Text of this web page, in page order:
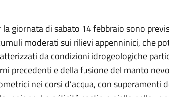
la giornata di sabato 14 febbraio sono
moderati sui rilievi appenninici, che
da condizioni idrogeologiche
precedenti e della fusione del manto
nei corsi d’acqua, con